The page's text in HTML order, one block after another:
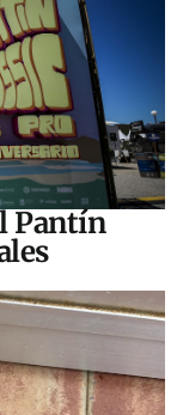
Pantín